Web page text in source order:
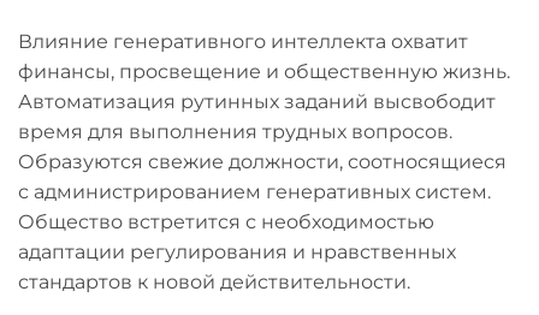
Влияние генеративного интеллекта охватит
финансы, просвещение и общественную жизнь.
Автоматизация рутинных заданий высвободит
время для выполнения трудных вопросов.
Образуются свежие должности, соотносящиеся
с администрированием генеративных систем.
Общество встретится с необходимостью
адаптации регулирования и нравственных
стандартов к новой действительности.